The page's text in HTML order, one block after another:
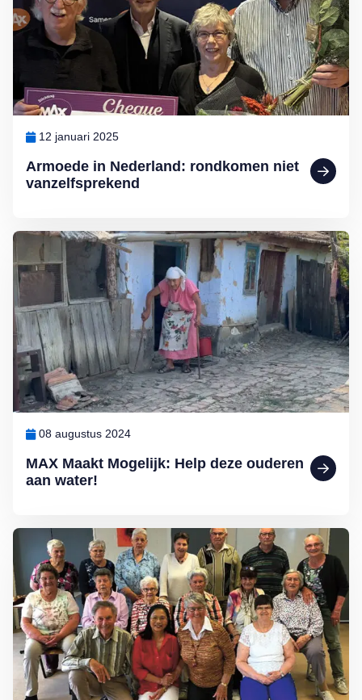
Armoede in Nederland: rondkomen niet
vanzelfsprekend
12 januari 2025
MAX Maakt Mogelijk: Help deze ouderen
aan water!
08 augustus 2024
Lees meer over MAX Maakt Mogelijk: Help deze ouderen aan
Lees meer over MAX Maakt Mogelijk: Sjoelen is gezellig en